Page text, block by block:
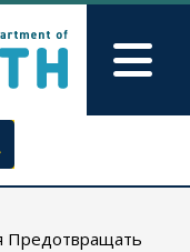
search
Предотвращать